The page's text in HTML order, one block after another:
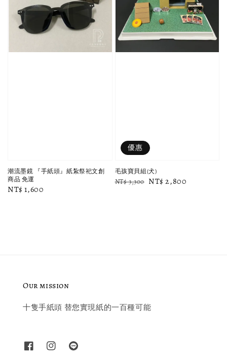
潮流墨鏡 『手紙頭』紙紮祭祀文創
商品 免運
Regular
NT$ 1,600
優惠
毛孩寶貝組(犬)
Regular
NT$ 3,300 Sale
NT$ 2,800
Our mission
十隻手紙頭 替您實現紙的一百種可能